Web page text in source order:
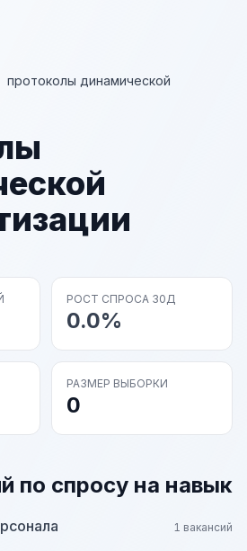
протоколы динамической
РОСТ СПРОСА 30Д
0.0%
РАЗМЕР ВЫБОРКИ
0
по спросу на навык
1 вакансий